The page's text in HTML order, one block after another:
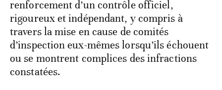
renforcement d’un contrôle officiel,
rigoureux et indépendant, y compris à
travers la mise en cause de comités
d’inspection eux-mêmes lorsqu’ils échouent
ou se montrent complices des infractions
constatées.